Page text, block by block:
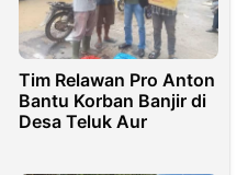
Tim Relawan Pro Anton
Bantu Korban Banjir di
Desa Teluk Aur